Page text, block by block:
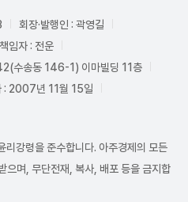
회장·발행인 : 곽영길
임자 : 전운
수송동 146-1) 이마빌딩 11층
: 2007년 11월 15일
리강령을 준수합니다. 아주경제의 모든
으며, 무단전재, 복사, 배포 등을 금지합